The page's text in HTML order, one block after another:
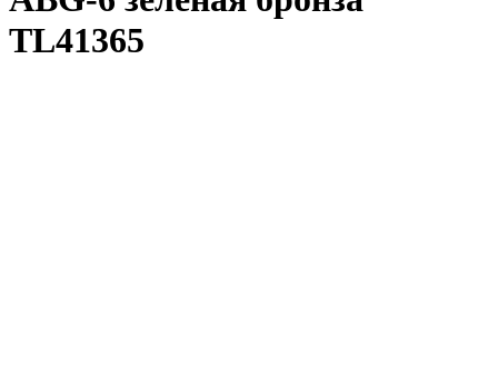
TL41365